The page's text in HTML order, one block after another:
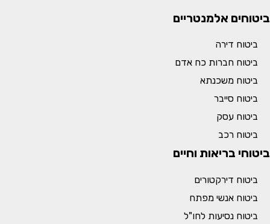
ביטוחים אלמנטריים
ביטוח דירה
ביטוח חברות כח אדם
ביטוח משכנתא
ביטוח סייבר
ביטוח עסק
ביטוח רכב
ביטוחי בריאות וחיים
ביטוח דירקטורים
ביטוח אנשי מפתח
ביטוח נסיעות לחו"ל